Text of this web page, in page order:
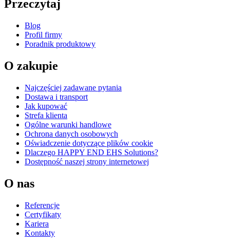
Przeczytaj
Blog
Profil firmy
Poradnik produktowy
O zakupie
Najczęściej zadawane pytania
Dostawa i transport
Jak kupować
Strefa klienta
Ogólne warunki handlowe
Ochrona danych osobowych
Oświadczenie dotyczące plików cookie
Dlaczego HAPPY END EHS Solutions?
Dostępność naszej strony internetowej
O nas
Referencje
Certyfikaty
Kariera
Kontakty